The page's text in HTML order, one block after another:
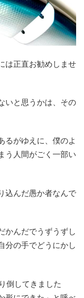
は正直お勧めしませ
いと思うかは、その
るがゆえに、僕のよ
う人間がごく一部い
込んだ愚か者なんで
かんだでうずうずし
分の手でどうにかし
倒してきました